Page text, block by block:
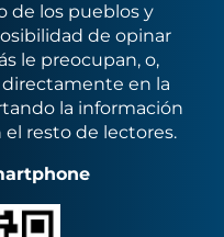
de los pueblos y
de opinar
le preocupan, o,
en la
la información
resto de lectores.